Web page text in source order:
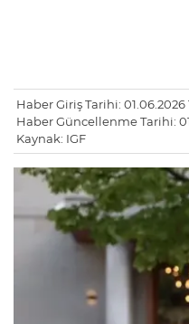
Haber Giriş Tarihi: 01.06.2026
Haber Güncellenme Tarihi:
Kaynak: IGF